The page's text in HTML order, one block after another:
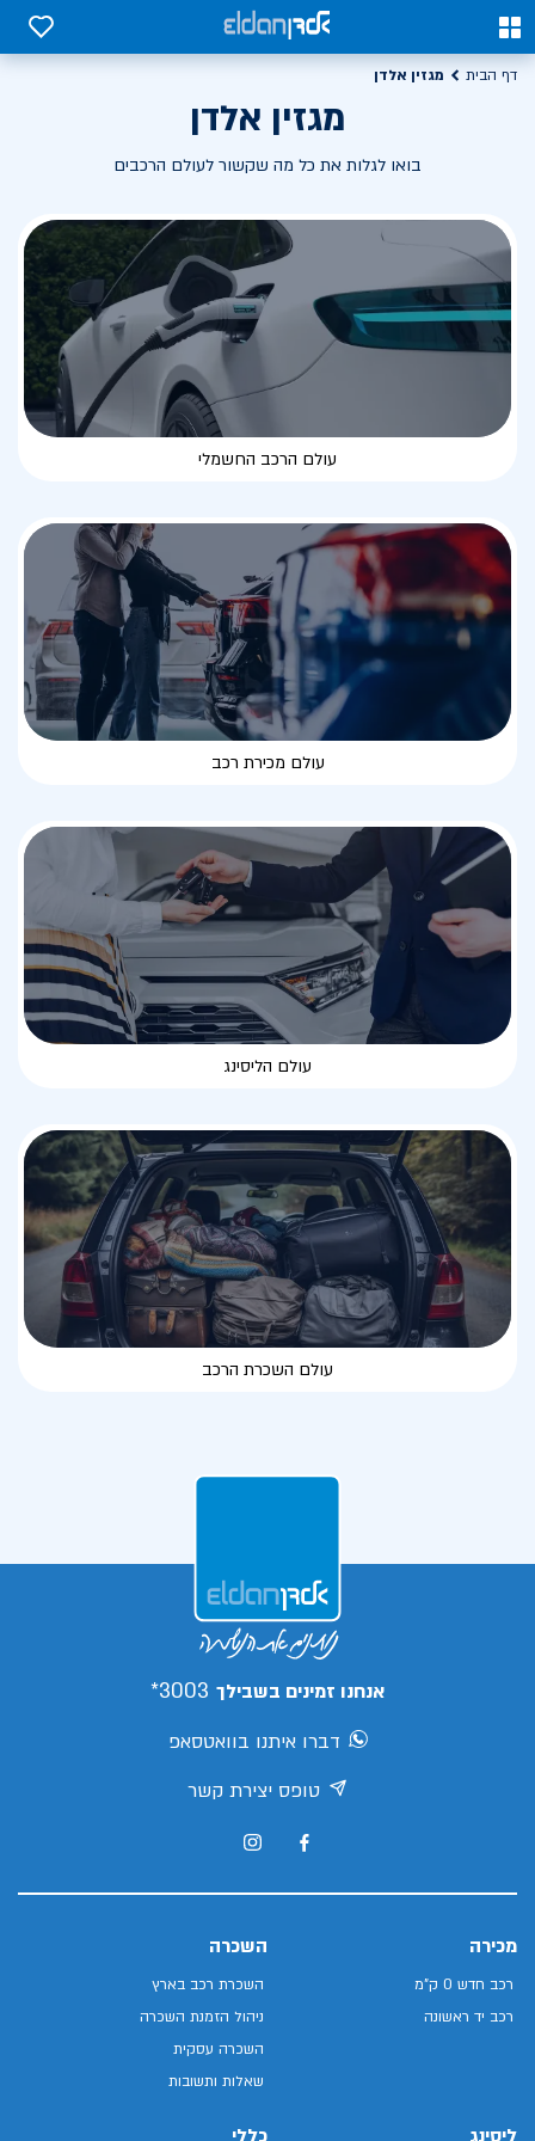
0
0
דף הבית מגזין אלדן
מגזין אלדן
בואו לגלות את כל מה שקשור לעולם הרכבים
עולם הרכב החשמלי
עולם מכירת רכב
עולם הליסינג
עולם השכרת הרכב
אנחנו זמינים בשבילך 3003*
דברו איתנו בוואטסאפ
טופס יצירת קשר
מכירה
רכב חדש 0 ק"מ
רכב יד ראשונה
השכרה
השכרת רכב בארץ
ניהול הזמנת השכרה
השכרה עסקית
שאלות ותשובות
ליסינג כללי